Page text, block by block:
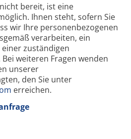
bereit, ist eine
Ihnen steht, sofern Sie
wir Ihre personenbezogenen
verarbeiten, ein
zuständigen
weiteren Fragen wenden
unserer
den Sie unter
erreichen.